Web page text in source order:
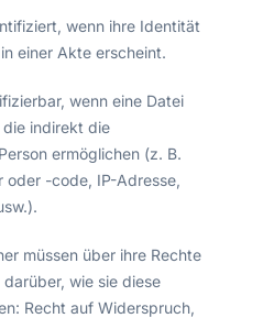
wenn ihre Identität
einer Akte erscheint.
wenn eine Datei
indirekt die
ermöglichen (z. B.
oder -code, IP-Adresse,
müssen über ihre Rechte
wie sie diese
Recht auf Widerspruch,